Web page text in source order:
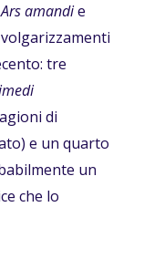
Ars amandie
tre
di
e un quarto
un
che lo